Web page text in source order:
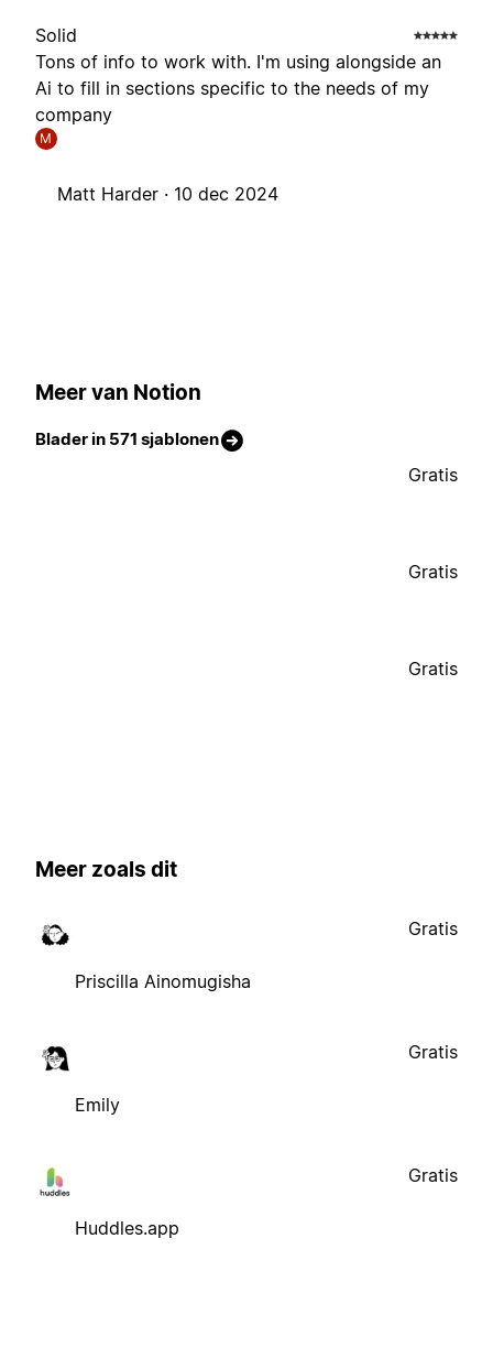
Solid
Tons of info to work with. I'm using alongside an
Ai to fill in sections specific to the needs of my
company
M
Matt Harder · 10 dec 2024
Meer van Notion
Blader in 571 sjablonen
Gratis
Gratis
Gratis
Meer zoals dit
Priscilla Ainomugisha
Gratis
Emily
Gratis
Huddles.app
Gratis